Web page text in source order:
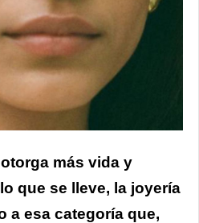
más vida y
que se lleve, la joyería
a esa categoría que,